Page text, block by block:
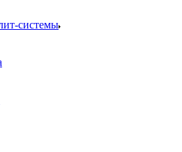
системы